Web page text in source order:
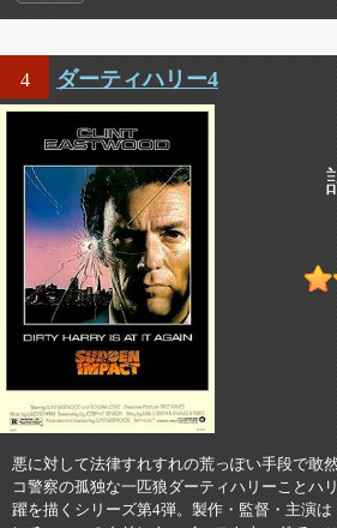
4 ダーティハリー4
悪に対して法律すれすれの荒っぽい手段で敢
コ警察の孤独な一匹狼ダーティハリーことハ
躍を描くシリーズ第4弾。製作・監督・主演